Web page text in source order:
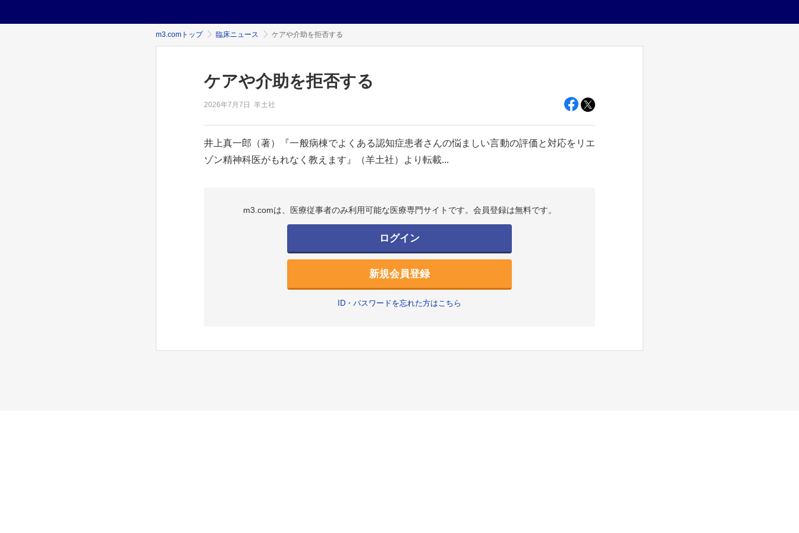
m3.comトップ 臨床ニュース ケアや介助を拒否する
ケアや介助を拒否する
2026年7月7日 羊土社
井上真一郎（著）『一般病棟でよくある認知症患者さんの悩ましい言動の評価と対応をリエ
ゾン精神科医がもれなく教えます』（羊土社）より転載...
m3.comは、医療従事者のみ利用可能な医療専門サイトです。会員登録は無料です。
ログイン
新規会員登録
ID・パスワードを忘れた方はこちら